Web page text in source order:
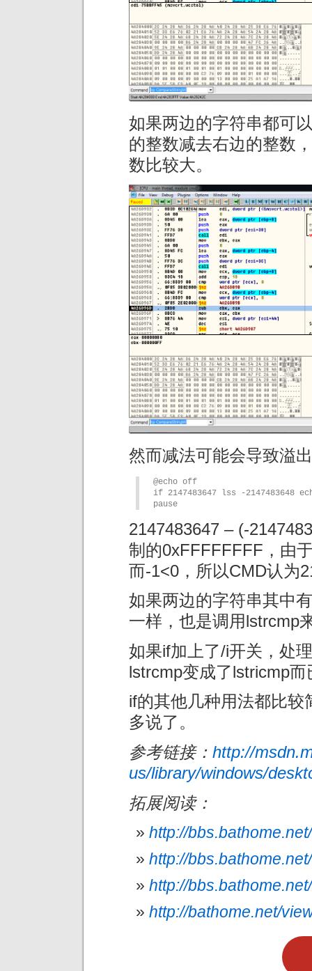
如果两边的字符串都可
的整数减去右边的整数
数比较大。
然而减法可能会导致溢
@echo off
if 2147483647 lss -2147483648
pause
2147483647 – (-
制的0xFFFFFFFF，由
而-1<0，所以CMD认为
如果两边的字符串其中
一样，也是调用lstrcmp
如果if加上了/i开关，处
lstrcmp变成了lstricmp而
if的其他几种用法都比
多说了。
参考链接： http://
us/library/windows/
拓展阅读：
http://
http://
http://
http://bathome.net/